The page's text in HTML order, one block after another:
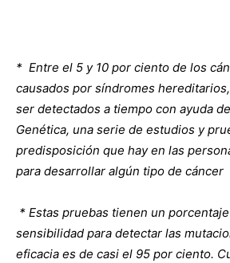
* Entre el 5 y 10 por ciento de los
causados por síndromes
ser detectados a tiempo con ayuda
Genética, una serie de estudios y
predisposición que hay en las
para desarrollar algún tipo de cáncer
* Estas pruebas tienen un
sensibilidad para detectar las
eficacia es de casi el 95 por ciento.